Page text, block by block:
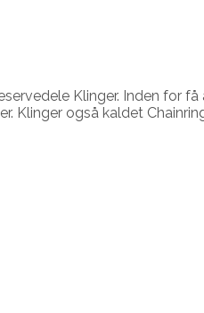
Klinger. Inden for
også kaldet